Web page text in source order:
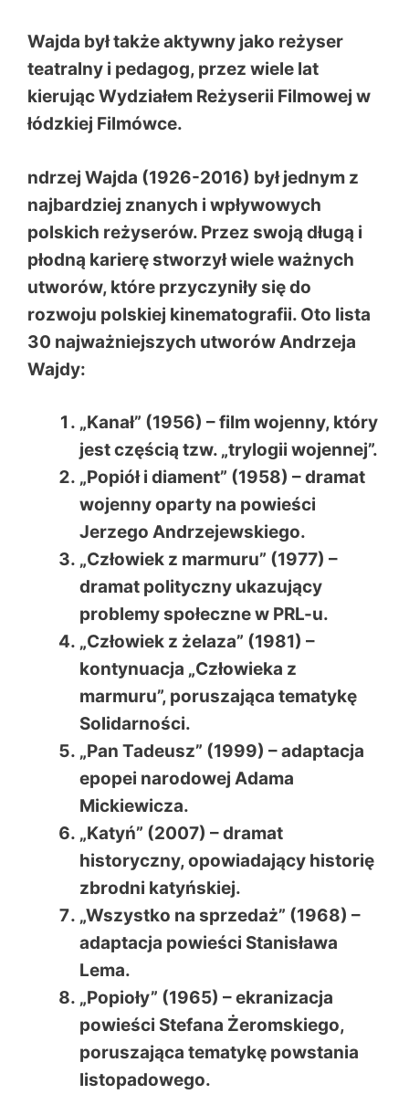
Wajda był także aktywny jako reżyser
teatralny i pedagog, przez wiele lat
kierując Wydziałem Reżyserii Filmowej w
łódzkiej Filmówce.
ndrzej Wajda (1926-2016) był jednym z
najbardziej znanych i wpływowych
polskich reżyserów. Przez swoją długą i
płodną karierę stworzył wiele ważnych
utworów, które przyczyniły się do
rozwoju polskiej kinematografii. Oto lista
30 najważniejszych utworów Andrzeja
Wajdy:
„Kanał” (1956) – film wojenny, który
jest częścią tzw. „trylogii wojennej”.
„Popiół i diament” (1958) – dramat
wojenny oparty na powieści
Jerzego Andrzejewskiego.
„Człowiek z marmuru” (1977) –
dramat polityczny ukazujący
problemy społeczne w PRL-u.
„Człowiek z żelaza” (1981) –
kontynuacja „Człowieka z
marmuru”, poruszająca tematykę
Solidarności.
„Pan Tadeusz” (1999) – adaptacja
epopei narodowej Adama
Mickiewicza.
„Katyń” (2007) – dramat
historyczny, opowiadający historię
zbrodni katyńskiej.
„Wszystko na sprzedaż” (1968) –
adaptacja powieści Stanisława
Lema.
„Popioły” (1965) – ekranizacja
powieści Stefana Żeromskiego,
poruszająca tematykę powstania
listopadowego.